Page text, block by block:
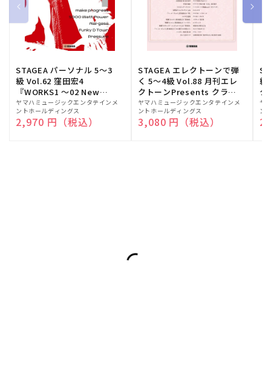
STAGEA パーソナル 5～3
級 Vol.62 窪田宏4
『WORKS1 ～02 New
edition～』
販
売
元:
ヤマハミュージックエンタテインメ
ントホールディングス
通常価格
2,970 円（税込）
STAGEA エレクトーンで弾
く 5～4級 Vol.88 月刊エレ
クトーンPresents クラシ
ック名曲集
販
売
元:
ヤマハミュージックエンタテインメ
ントホールディングス
通常価格
3,080 円（税込）
級
ク
販
売
元:
ヤ
ン